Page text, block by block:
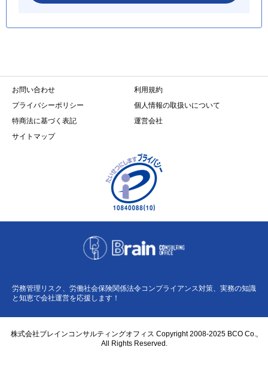
お問い合わせ
利用規約
プライバシーポリシー
個人情報の取扱いについて
特商法に基づく表記
運営会社
サイトマップ
労務管理リスク、労働社会保険関係法令コンプライアンス対策、実務の知識
と知恵で会社運営を応援します！
株式会社ブレインコンサルティングオフィス Copyright 2008-2025 BCO Co.,
All Rights Reserved.